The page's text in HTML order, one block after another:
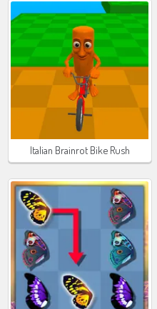
Italian Brainrot Bike Rush